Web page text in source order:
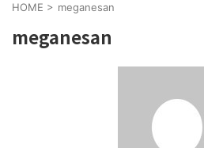
HOME > meganesan
meganesan